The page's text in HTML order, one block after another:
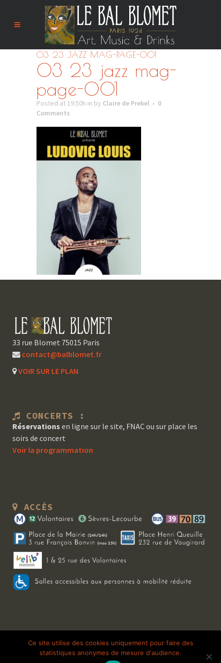
03 23 JAZZ MAG-PAGE-001
03 23 jazz mag-
page-001
Posted at 19:50h in by Claire de Prekel
0
Comments
33 rue Blomet 75015 Paris
contact@balblomet.fr
VOIR SUR LE PLAN
CONCERTS :
Réservations en ligne sur le site, FNAC ou sur place les
soirs de concert
Voir la programmation
ACCÈS
Copyright 2026 Le Bal Blomet | Tous droits réservés | Mentions légales
Galerie photo
Ce site utilise des cookies uniquement pour faire des
statistiques anonymes de mesure d'audience.